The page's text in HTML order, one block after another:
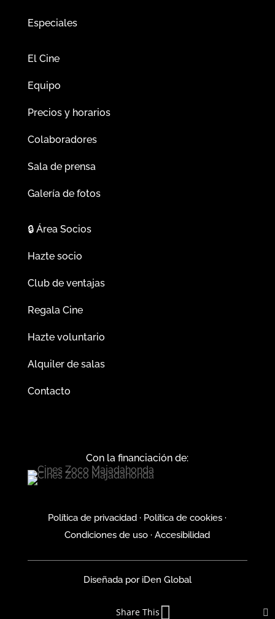
Especiales
El Cine
Equipo
Precios y horarios
Colaboradores
Sala de prensa
Galería de fotos
🔒Área Socios
Hazte socio
Club de ventajas
Regala Cine
Hazte voluntario
Alquiler de salas
Contacto
Con la financiación de:
Política de privacidad · Política de cookies ·
Condiciones de uso ·Accesibilidad
Diseñada poriDen Global
Share This